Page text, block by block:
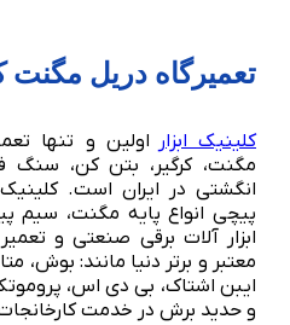
تعمیرگاه دریل مگنت
کلینیک ابزار اولین و تنها
مگنت، کرگیر، بتن کن، سنگ
انگشتی در ایران است.
پیچی انواع پایه مگنت، سیم
ابزار آلات برقی صنعتی و تعمیر
معتبر و برتر دنیا مانند: بوش،
ایبن اشتاک، بی دی اس،
و حدید برش در خدمت